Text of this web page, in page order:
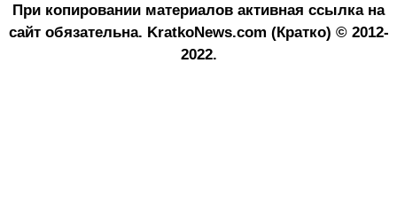
При копировании материалов активная ссылка на
сайт обязательна. KratkoNews.com (Кратко) © 2012-
2022.